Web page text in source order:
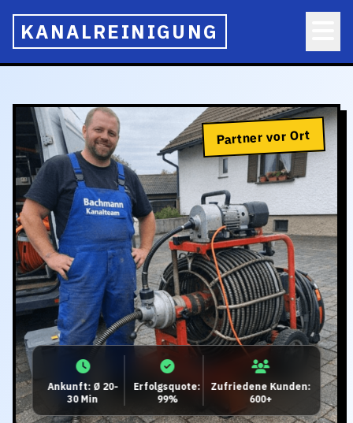
KANALREINIGUNG
Partner vor Ort
Ankunft: Ø 20-
30 Min
Erfolgsquote:
99%
Zufriedene Kunden:
600+